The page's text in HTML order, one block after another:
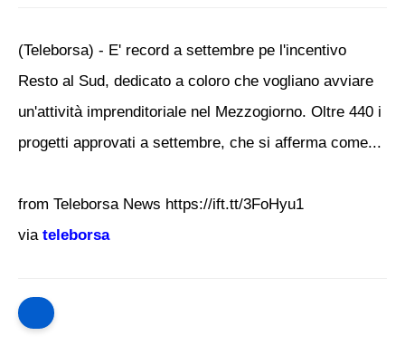
(Teleborsa) - E' record a settembre pe l'incentivo
Resto al Sud, dedicato a coloro che vogliano avviare
un'attività imprenditoriale nel Mezzogiorno. Oltre 440 i
progetti approvati a settembre, che si afferma come...
from Teleborsa News https://ift.tt/3FoHyu1
via teleborsa